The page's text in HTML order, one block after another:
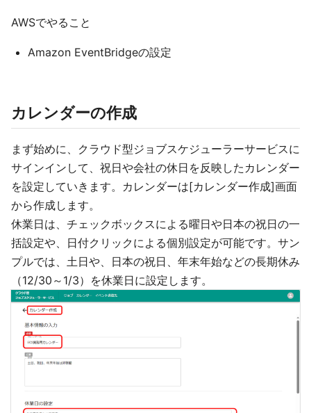
AWSでやること
Amazon EventBridgeの設定
カレンダーの作成
まず始めに、クラウド型ジョブスケジューラーサービスに
サインインして、祝日や会社の休日を反映したカレンダー
を設定していきます。カレンダーは[カレンダー作成]画面
から作成します。
休業日は、チェックボックスによる曜日や日本の祝日の一
括設定や、日付クリックによる個別設定が可能です。サン
プルでは、土日や、日本の祝日、年末年始などの長期休み
（12/30～1/3）を休業日に設定します。